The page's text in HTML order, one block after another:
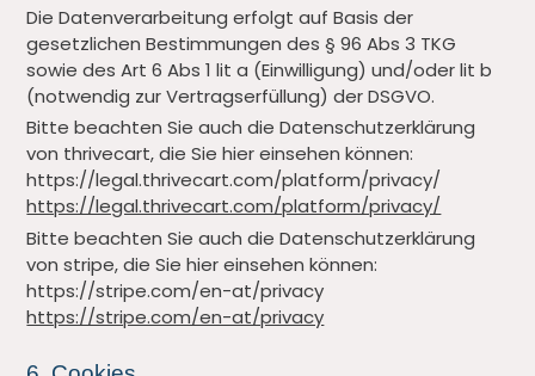
Die Datenverarbeitung erfolgt auf Basis der
gesetzlichen Bestimmungen des § 96 Abs 3 TKG
sowie des Art 6 Abs 1 lit a (Einwilligung) und/oder lit b
(notwendig zur Vertragserfüllung) der DSGVO.
Bitte beachten Sie auch die Datenschutzerklärung
von thrivecart, die Sie hier einsehen können:
https://legal.thrivecart.com/platform/privacy/
https://legal.thrivecart.com/platform/privacy/
Bitte beachten Sie auch die Datenschutzerklärung
von stripe, die Sie hier einsehen können:
https://stripe.com/en-at/privacy
https://stripe.com/en-at/privacy